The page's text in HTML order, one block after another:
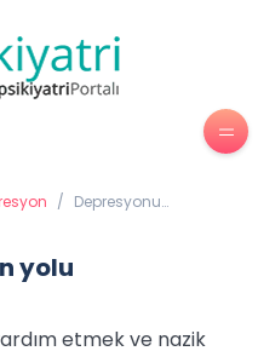
/ Depresyonu
yolu
etmek ve nazik